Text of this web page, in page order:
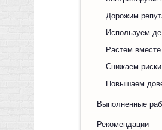
Дорожим
Используем
Растем
Снижаем риски
Повышаем
Выполненные
Рекомендации